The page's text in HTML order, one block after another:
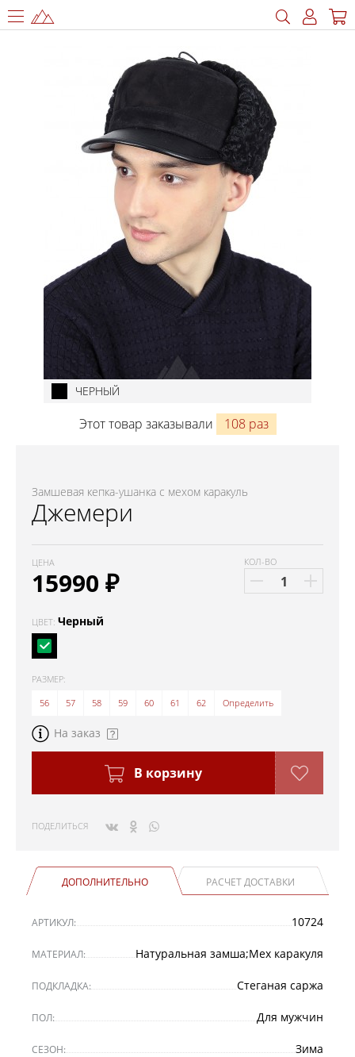
ЧЕРНЫЙ
Этот товар заказывали 108 раз
Замшевая кепка-ушанка с мехом каракуль
Джемери
ЦЕНА
15990 ₽
КОЛ-ВО
ЦВЕТ: Черный
РАЗМЕР:
56
57 58 59 60 61 62 Определить
На заказ
В корзину
ПОДЕЛИТЬСЯ
ДОПОЛНИТЕЛЬНО РАСЧЕТ ДОСТАВКИ
АРТИКУЛ: 10724
МАТЕРИАЛ: Натуральная замша;Мех каракуля
ПОДКЛАДКА: Стеганая саржа
ПОЛ: Для мужчин
СЕЗОН: Зима